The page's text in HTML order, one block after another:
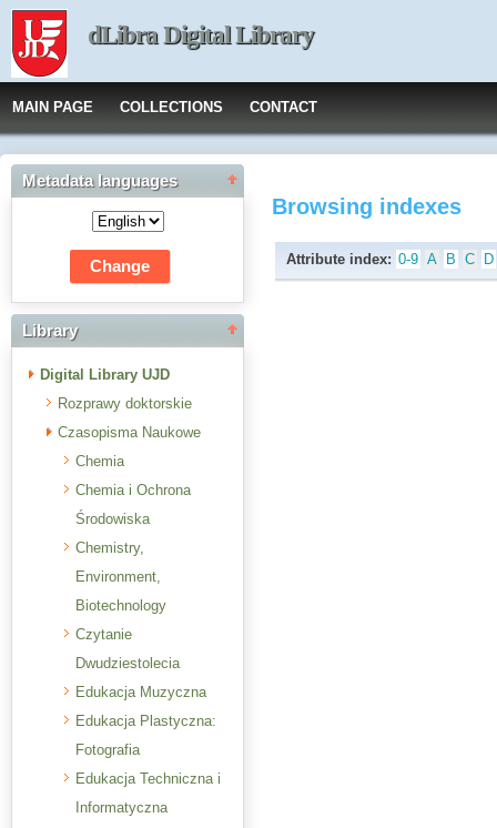
dLibra Digital Library
MAIN PAGE COLLECTIONS CONTACT
Metadata languages
Library
Digital Library UJD
Rozprawy doktorskie
Czasopisma Naukowe
Chemia
Chemia i Ochrona
Środowiska
Chemistry,
Environment,
Biotechnology
Czytanie
Dwudziestolecia
Edukacja Muzyczna
Edukacja Plastyczna:
Fotografia
Edukacja Techniczna i
Informatyczna
Browsing indexes
Attribute index: 0-9 A B C D